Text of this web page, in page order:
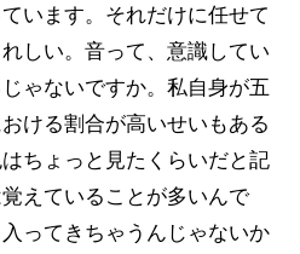
います。それだけに任せて
しい。音って、意識してい
ゃないですか。私自身が五
ける割合が高いせいもある
ちょっと見たくらいだと記
えていることが多いんで
ってきちゃうんじゃないか